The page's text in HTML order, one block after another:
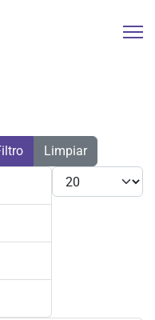
Limpiar
Cantidad